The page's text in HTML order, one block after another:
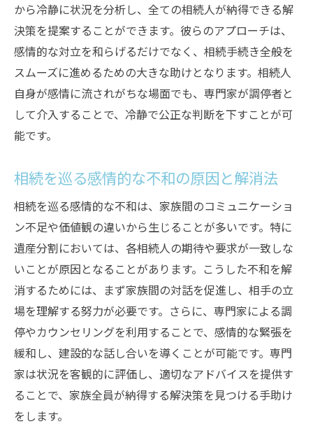
から冷静に状況を分析し、全ての相続人が納得できる解
決策を提案することができます。彼らのアプローチは、
感情的な対立を和らげるだけでなく、相続手続き全般を
スムーズに進めるための大きな助けとなります。相続人
自身が感情に流されがちな場面でも、専門家が調停者と
して介入することで、冷静で公正な判断を下すことが可
能です。
相続を巡る感情的な不和の原因と解消法
相続を巡る感情的な不和は、家族間のコミュニケーショ
ン不足や価値観の違いから生じることが多いです。特に
遺産分割においては、各相続人の期待や要求が一致しな
いことが原因となることがあります。こうした不和を解
消するためには、まず家族間の対話を促進し、相手の立
場を理解する努力が必要です。さらに、専門家による調
停やカウンセリングを利用することで、感情的な緊張を
緩和し、建設的な話し合いを導くことが可能です。専門
家は状況を客観的に評価し、適切なアドバイスを提供す
ることで、家族全員が納得する解決策を見つける手助け
をします。